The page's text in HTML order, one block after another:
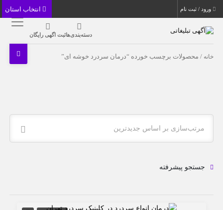
ورود / ثبت نام
دسته‌بندی‌هاثبت اگهی رایگان
خانه / محصولات برچسب خورده “درمان سردرد خوشه ای”
مرتب‌سازی بر اساس جدیدترین
جستجو پیشرفته